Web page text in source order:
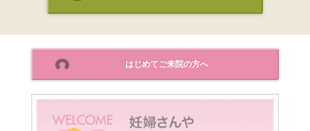
はじめてご来院の方へ